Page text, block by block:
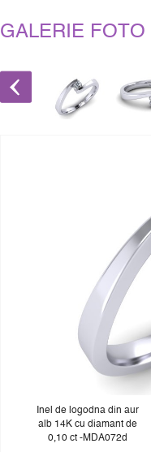
GALERIE FOTO
Inel de logodna din aur
alb 14K cu diamant de
0,10 ct -MDA072d